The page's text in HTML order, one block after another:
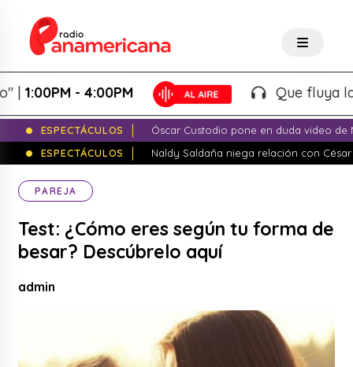
- 4:00PM Que fluya la
ESPECTÁCULOS
Óscar Custodio pone en duda video de
ESPECTÁCULOS
Naldy Saldaña niega relación con
PAREJA
Test: ¿Cómo eres según tu forma de
besar? Descúbrelo aquí
admin